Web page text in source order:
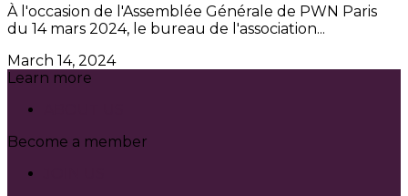
À l'occasion de l'Assemblée Générale de PWN Paris
du 14 mars 2024, le bureau de l'association...
March 14, 2024
Learn more
Become a member